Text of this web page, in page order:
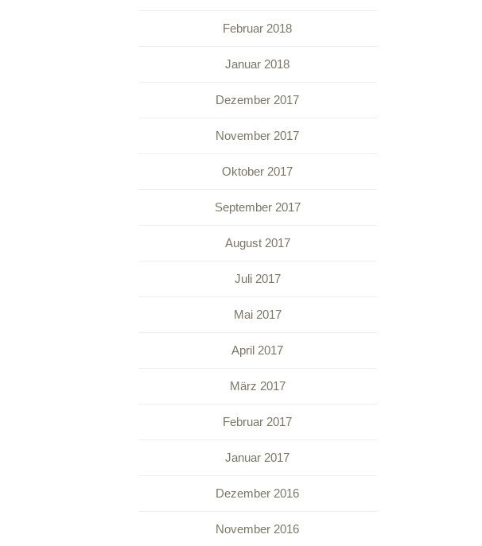
Februar 2018
Januar 2018
Dezember 2017
November 2017
Oktober 2017
September 2017
August 2017
Juli 2017
Mai 2017
April 2017
März 2017
Februar 2017
Januar 2017
Dezember 2016
November 2016